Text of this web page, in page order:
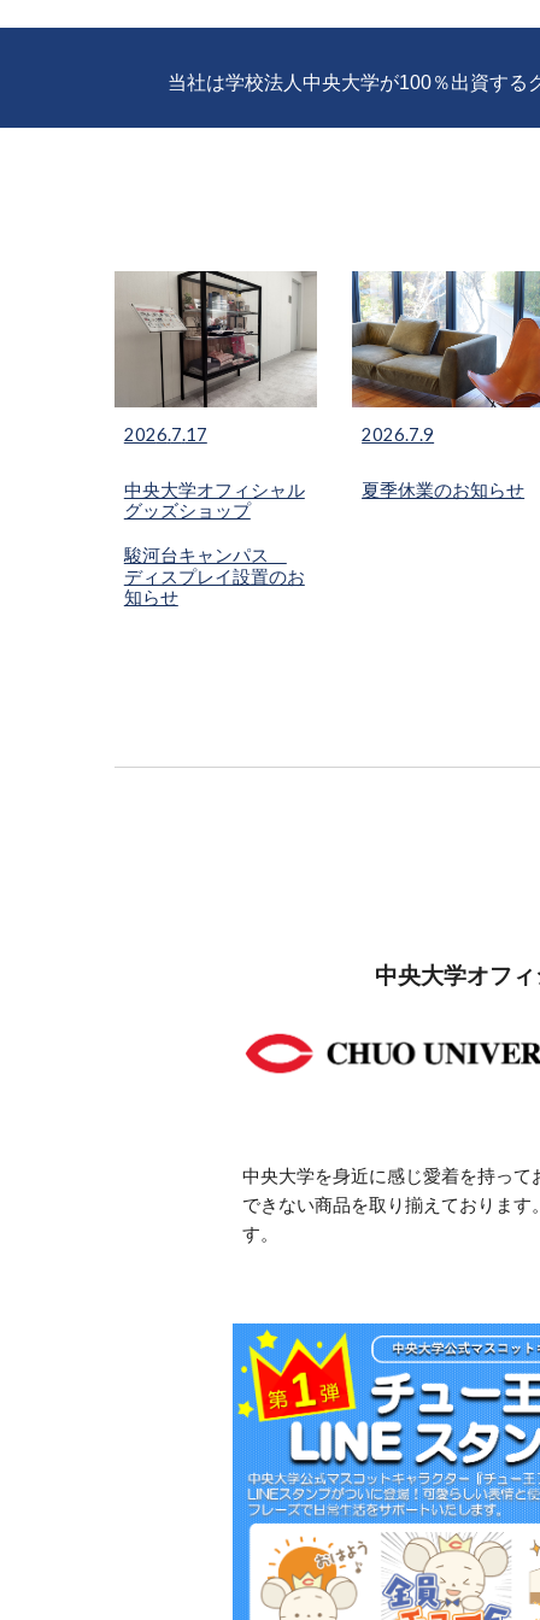
当社は学校法人中央大学が100％出資す
2026.7.17
中央大学オフィシャル
グッズショップ
駿河台キャンパス
ディスプレイ設置のお
知らせ
2026.7.9
夏季休業のお知らせ
中央大学オフ
中央大学を身近に感じ愛着を持っ
できない商品を取り揃えておりま
す。